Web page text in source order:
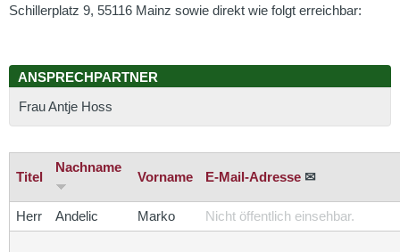
Schillerplatz 9, 55116 Mainz sowie direkt wie folgt erreichbar:
ANSPRECHPARTNER
Frau Antje Hoss
Titel
Nachname
Vorname E-Mail-Adresse ✉
Herr Andelic Marko Nicht öffentlich einsehbar.